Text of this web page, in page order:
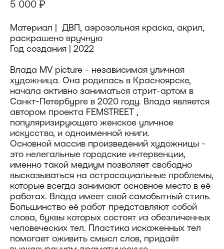
5 000 ₽
Материал | ДВП, аэрозольная краска, акрил,
раскрашено вручную
Год создания | 2022
Влада MV picture - независимая уличная
художница. Она родилась в Красноярске,
начала активно заниматься стрит-артом в
Санкт-Петербурге в 2020 году. Влада является
автором проекта FEMSTREET ,
популяризирующего женское уличное
искусство, и одноименной книги.
Основной массив произведений художницы -
это нелегальные городские интервенции,
именно такой медиум позволяет свободно
высказываться на остросоциальные проблемы,
которые всегда занимают основное место в её
работах. Влада имеет свой самобытный стиль.
Большинство её работ представляют собой
слова, буквы которых состоят из обезличенных
человеческих тел. Пластика искаженных тел
помогает оживить смысл слов, придаёт
Доставка осуществляется курьерской
службой СДЭК за счёт покупателя.
Сроки доставки: 2−3 дня по Санкт-
Петербургу и 3−8 дней по России.
Самовывоз из магазина в Санкт-
Петербурге возможен
Доставка